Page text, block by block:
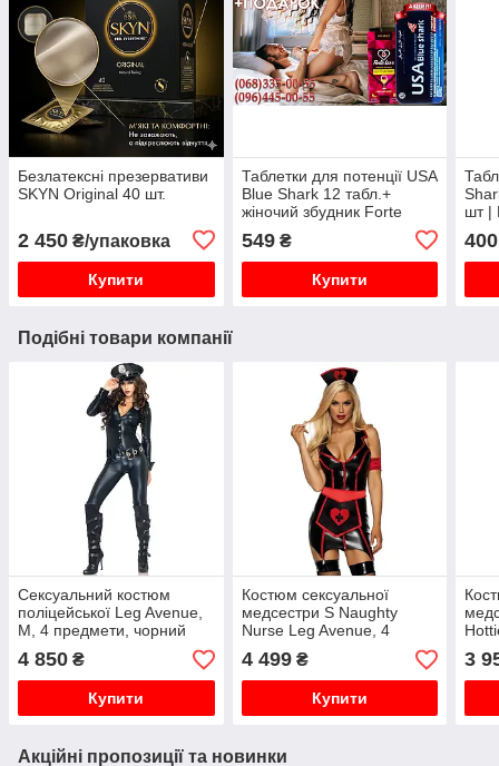
Безлатексні презервативи
SKYN Original 40 шт.
2 450 ₴/упаковка
Купити
Таблетки для потенції USA
Blue Shark 12 табл.+
жіночий збудник Forte
549₴
Купити
шт |
дії
400
Подібні товари компанії
Сексуальний костюм
поліцейської Leg Avenue,
M, 4 предмети, чорний
4 850 ₴
Купити
Костюм сексуальної
медсестри S Naughty
Nurse Leg Avenue, 4
предмети
4 499₴
Купити
XS
3
Акційні пропозиції та новинки